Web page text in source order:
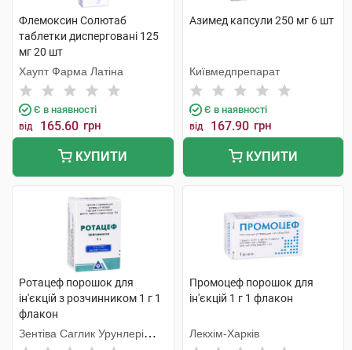
Флемоксин Солютаб
таблетки дисперговані 125
мг 20 шт
Хаупт Фарма Латіна
Є в наявності
від 165.60 грн
КУПИТИ
Азимед капсули 250 мг 6 шт
Київмедпрепарат
Є в наявності
від 167.90 грн
КУПИТИ
Ротацеф порошок для
ін'єкцій з розчинником 1 г 1
флакон
Зентіва Саглик Урунлері
Промоцеф порошок для
ін'єкцій 1 г 1 флакон
Лекхім-Харків